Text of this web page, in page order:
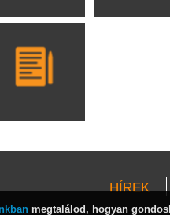
HÍREK
megtalálod, hogyan